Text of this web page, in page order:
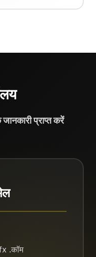
प्राप्त करें
.कॉम